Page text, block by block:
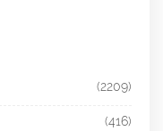
(2209)
(416)